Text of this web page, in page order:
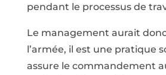
pendant le processus de
Le management aurait
l’armée, il est une pratique
assure le commandement